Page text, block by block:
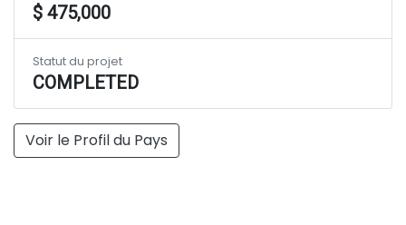
Voir le Profil du Pays
$ 475,000
Statut du projet
COMPLETED